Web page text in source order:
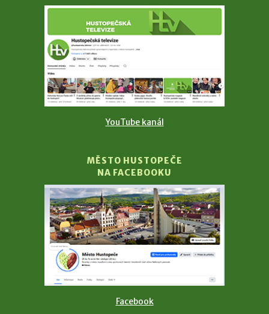
YouTube kanál
MĚSTO HUSTOPEČE
NA FACEBOOKU
Facebook